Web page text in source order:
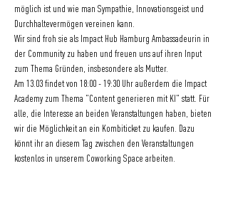
möglich ist und wie man Sympathie, Innovationsgeist und
Durchhaltevermögen vereinen kann.
Wir sind froh sie als Impact Hub Hamburg Ambassadeurin in
der Community zu haben und freuen uns auf ihren Input
zum Thema Gründen, insbesondere als Mutter.
Am 13.03 findet von 18:00 - 19:30 Uhr außerdem die Impact
Academy zum Thema "Content generieren mit KI " statt. Für
alle, die Interesse an beiden Veranstaltungen haben, bieten
wir die Möglichkeit an ein Kombiticket zu kaufen. Dazu
könnt ihr an diesem Tag zwischen den Veranstaltungen
kostenlos in unserem Coworking Space arbeiten.